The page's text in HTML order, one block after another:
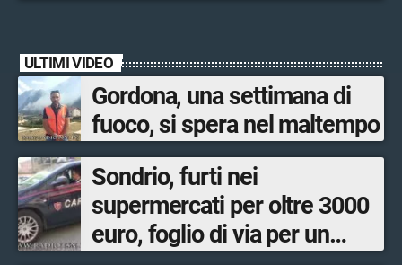
ULTIMI VIDEO
Gordona, una settimana di
fuoco, si spera nel maltempo
Sondrio, furti nei
supermercati per oltre 3000
euro, foglio di via per un